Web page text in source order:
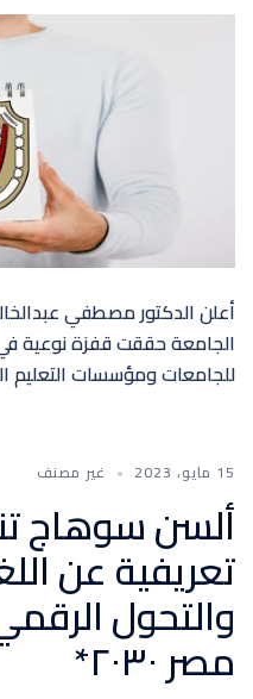
أعلن الدكتور مصطفي
الجامعة حققت قفزة نوعية
للجامعات ومؤسسات التعليم
15 مايو، 2023 غير مصنف
ألسن سوهاج
تعريفية عن
والتحول
مصر ٢٠٣٠*